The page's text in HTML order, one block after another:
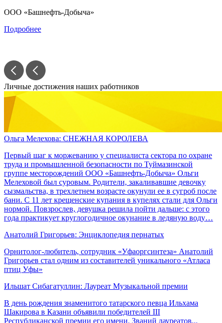
ООО «Башнефть-Добыча»
Подробнее
Личные достижения наших работников
Ольга Мелехова: СНЕЖНАЯ КОРОЛЕВА
Первый шаг к моржеванию у специалиста сектора по охране
труда и промышленной безопасности по Туймазинской
группе месторождений ООО «Башнефть-Добыча» Ольги
Мелеховой был суровым. Родители, закаливавшие девочку
сызмальства, в трехлетнем возрасте окунули ее в сугроб после
бани. С 11 лет крещенские купания в купелях стали для Ольги
нормой. Повзрослев, девушка решила пойти дальше: с этого
года практикует круглогодичное окунание в ледяную воду…
Анатолий Григорьев: Энциклопедия пернатых
Орнитолог-любитель, сотрудник «Уфаоргсинтеза» Анатолий
Григорьев стал одним из составителей уникального «Атласа
птиц Уфы»
Ильшат Сибагатуллин: Лауреат Музыкальной премии
В день рождения знаменитого татарского певца Ильхама
Шакирова в Казани объявили победителей III
Республиканской премии его имени. Званий лауреатов...